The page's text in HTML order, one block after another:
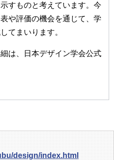
すものと考えています。今
や評価の機会を通じて、学
てまいります。
は、日本デザイン学会公式
design/index.html